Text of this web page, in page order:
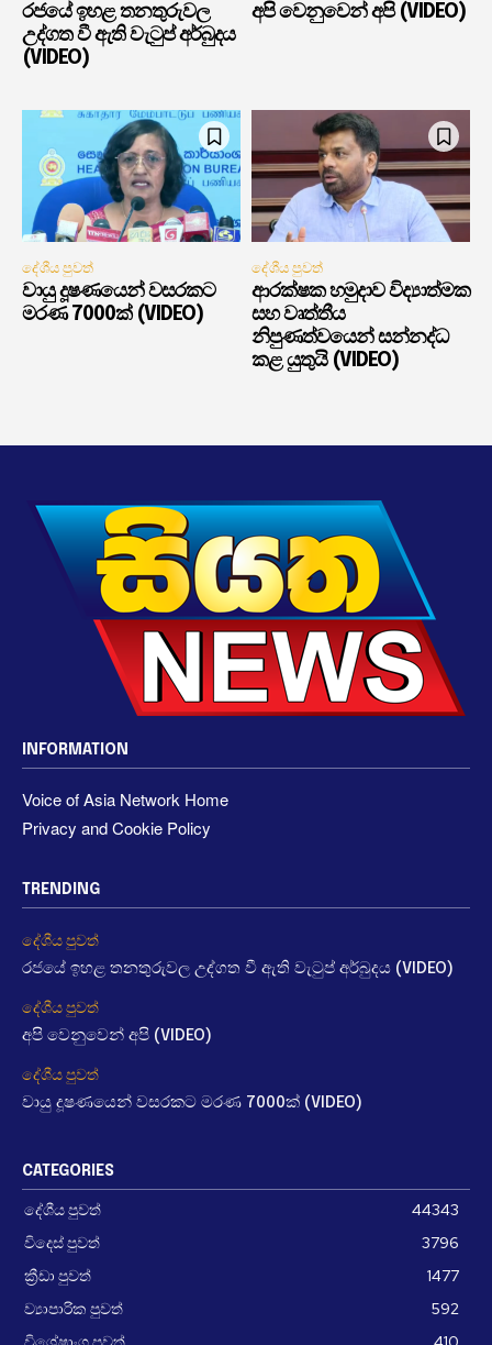
රජයේ ඉහළ තනතුරුවල
උද්ගත වී ඇති වැටුප් අර්බුදය
(VIDEO)
අපි වෙනුවෙන් අපි (VIDEO)
දේශීය පුවත්
වායු දූෂණයෙන් වසරකට
මරණ 7000ක් (VIDEO)
දේශීය පුවත්
ආරක්ෂක හමුදාව විද්‍යාත්මක
සහ වෘත්තීය
නිපුණත්වයෙන් සන්නද්ධ
කළ යුතුයි (VIDEO)
INFORMATION
Voice of Asia Network Home
Privacy and Cookie Policy
TRENDING
දේශීය පුවත්
රජයේ ඉහළ තනතුරුවල උද්ගත වී ඇති වැටුප් අර්බුදය (VIDEO)
දේශීය පුවත්
අපි වෙනුවෙන් අපි (VIDEO)
දේශීය පුවත්
වායු දූෂණයෙන් වසරකට මරණ 7000ක් (VIDEO)
CATEGORIES
දේශීය පුවත්
44343
විදෙස් පුවත්
3796
ක්‍රීඩා පුවත්
1477
ව්‍යාපාරික පුවත්
592